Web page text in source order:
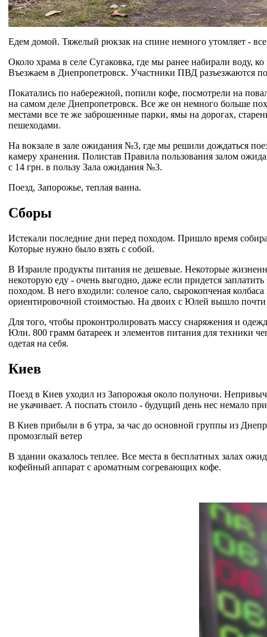
Едем домой. Тяжелый рюкзак на спине немного утомляет -
Около храма в селе Сугаковка, где мы ранее набирали воду,
Въезжаем в Днепропетровск. Участники ПВД разъезжаются
Покатались по набережной, попили кофе, посмотрели на
на самом деле Днепропетровск. Все же он немного больше
местами все те же заброшенные парки, ямы на дорогах,
пешеходами.
На вокзале в зале ожидания №3, где мы решили дождаться
камеру хранения. Полистав Правила пользования залом
с 14 грн. в пользу Зала ожидания №3.
Поезд, Запорожье, теплая ванна.
Сборы
Истекали последние дни перед походом. Пришло время
Которые нужно было взять с собой.
В Израиле продукты питания не дешевые. Некоторые
некоторую еду - очень выгодно, даже если придется
походом. В него входили: соленое сало, сырокопченая
ориентировочной стоимостью. На двоих с Юлей вышло почти
Для того, чтобы проконтролировать массу снаряжения и
Юли. 800 грамм батареек и элементов питания для техники
одетая на себя.
Киев
Поезд в Киев уходил из Запорожья около полуночи.
не укачивает. А поспать стоило - будущий день нес немало
В Киев прибыли в 6 утра, за час до основной группы из
промозглый ветер
В здании оказалось теплее. Все места в бесплатных залах
кофейный аппарат с ароматным согревающих кофе.